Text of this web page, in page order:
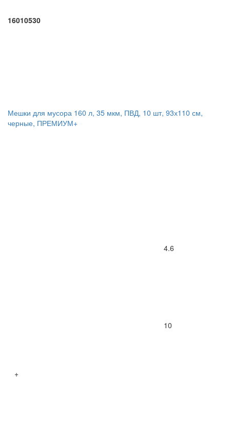
16010530
Мешки для мусора 160 л, 35 мкм, ПВД, 10 шт, 93х110 см,
черные, ПРЕМИУМ+
4.6
10
+